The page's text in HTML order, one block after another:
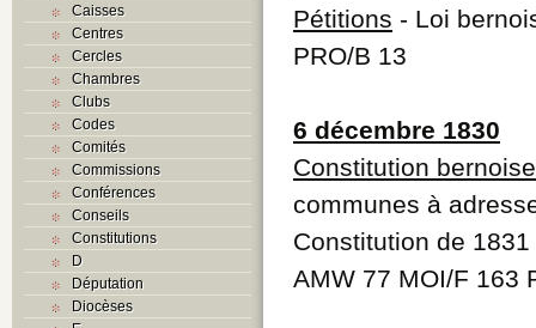
Caisses
Centres
Cercles
Chambres
Clubs
Codes
Comités
Commissions
Conférences
Conseils
Constitutions
D
Députation
Diocèses
Pétitions - Loi
PRO/B 13
6 décembre 1830
Constitution
communes à
Constitution de 1831
AMW 77 MOI/F 163